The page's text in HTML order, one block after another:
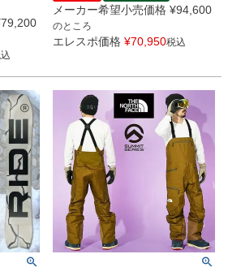
79,200
メーカー希望小売価格 ¥94,600
のところ
エレスポ価格 ¥70,950税込